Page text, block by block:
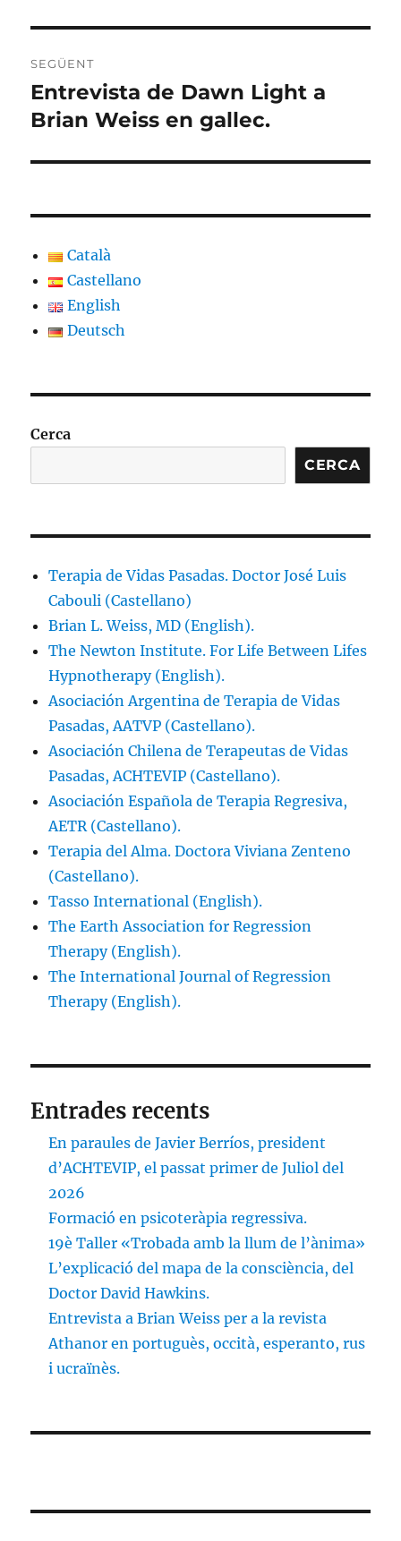
SEGÜENT
Entrada
següent:
Entrevista de Dawn Light a
Brian Weiss en gallec.
Català
Castellano
English
Deutsch
Cerca
CERCA
Terapia de Vidas Pasadas. Doctor José Luis
Cabouli (Castellano)
Brian L. Weiss, MD (English).
The Newton Institute. For Life Between Lifes
Hypnotherapy (English).
Asociación Argentina de Terapia de Vidas
Pasadas, AATVP (Castellano).
Asociación Chilena de Terapeutas de Vidas
Pasadas, ACHTEVIP (Castellano).
Asociación Española de Terapia Regresiva,
AETR (Castellano).
Terapia del Alma. Doctora Viviana Zenteno
(Castellano).
Tasso International (English).
The Earth Association for Regression
Therapy (English).
The International Journal of Regression
Therapy (English).
Entrades recents
En paraules de Javier Berríos, president
d’ACHTEVIP, el passat primer de Juliol del
2026
Formació en psicoteràpia regressiva.
19è Taller «Trobada amb la llum de l’ànima»
L’explicació del mapa de la consciència, del
Doctor David Hawkins.
Entrevista a Brian Weiss per a la revista
Athanor en portuguès, occità, esperanto, rus
i ucraïnès.